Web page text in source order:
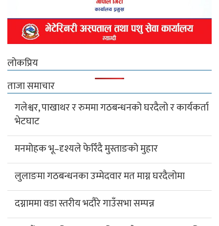
लोकप्रिय
ताजा समाचार
गलेश्वर, पाखाथर र रुममा गठबन्धनको घरदैलो र कार्यकर्ता
भेटघाट
मनमोहक भू–दृश्यले फेरिँदै मुस्ताङको मुहार
लुलाङमा गठबन्धनका उम्मेदवार मत माग्न घरदैलोमा
दग्नाममा वडा स्तरीय भदौरे गाउँसभा सम्पन्न